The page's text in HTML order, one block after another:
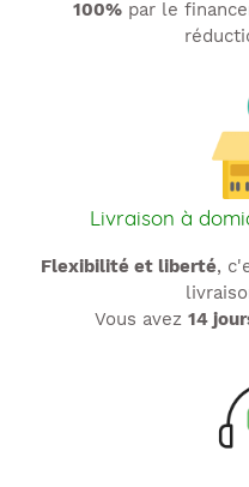
100% par le
Livraison à
Flexibilité et liberté,
Vous avez 14